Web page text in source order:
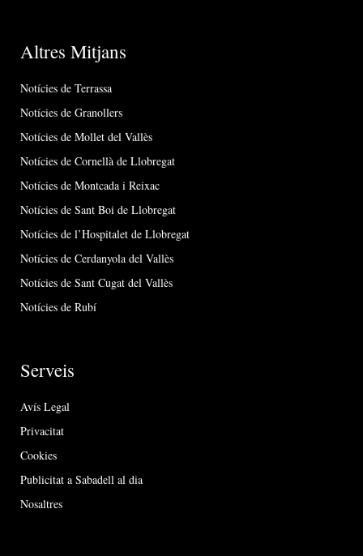
Altres Mitjans
Notícies de Terrassa
Notícies de Granollers
Notícies de Mollet del Vallès
Notícies de Cornellà de Llobregat
Notícies de Montcada i Reixac
Notícies de Sant Boi de Llobregat
Notícies de l’Hospitalet de Llobregat
Notícies de Cerdanyola del Vallès
Notícies de Sant Cugat del Vallès
Notícies de Rubí
Serveis
Avís Legal
Privacitat
Cookies
Publicitat a Sabadell al dia
Nosaltres